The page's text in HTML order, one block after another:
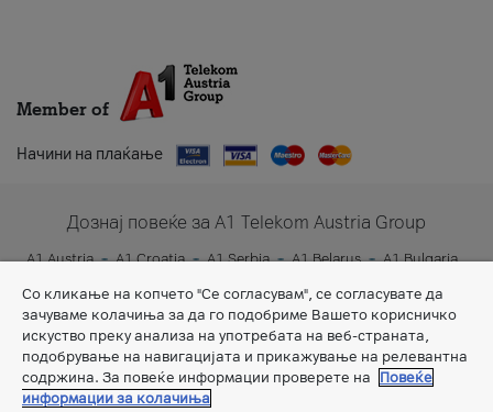
Member of
Начини на плаќање
Дознај повеќе за A1 Telekom Austria Group
A1 Austria A1 Croatia A1 Serbia A1 Belarus
A1 Bulgaria
A1 Slovenia
A1 Digital
Со кликање на копчето "Се согласувам", се согласувате да
зачуваме колачиња за да го подобриме Вашето корисничко
искуство преку анализа на употребата на веб-страната,
подобрување на навигацијата и прикажување на релевантна
содржина. За повеќе информации проверете на
Повеќе
информации за колачиња